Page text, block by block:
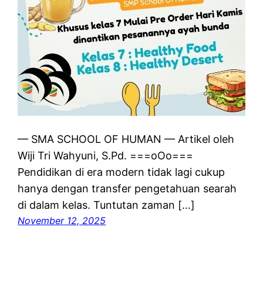
— SMA SCHOOL OF HUMAN — Artikel oleh
Wiji Tri Wahyuni, S.Pd. ===oOo===
Pendidikan di era modern tidak lagi cukup
hanya dengan transfer pengetahuan searah
di dalam kelas. Tuntutan zaman […]
November 12, 2025